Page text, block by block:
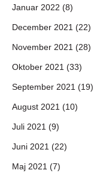
Januar 2022 (8)
December 2021 (22)
November 2021 (28)
Oktober 2021 (33)
September 2021 (19)
August 2021 (10)
Juli 2021 (9)
Juni 2021 (22)
Maj 2021 (7)